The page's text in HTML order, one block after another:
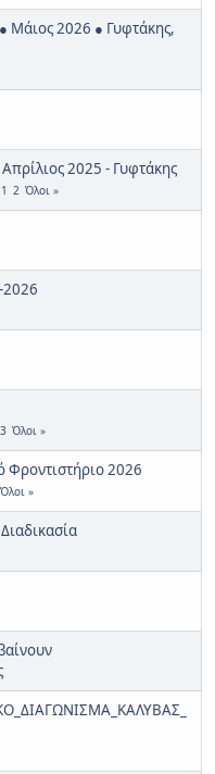
Μάιος 2026 ● Γυφτάκης,
2025 - Γυφτάκης
1 2 Όλοι
2026
3 Όλοι
2026
Όλοι